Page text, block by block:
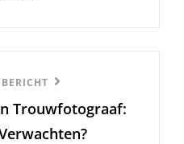
Trouwfotograaf: